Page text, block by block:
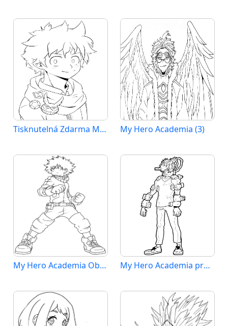
Tisknutelná Zdarma My Hero Academia My Hero Academia (3)
My Hero Academia Obrázek My Hero Academia pro Děti